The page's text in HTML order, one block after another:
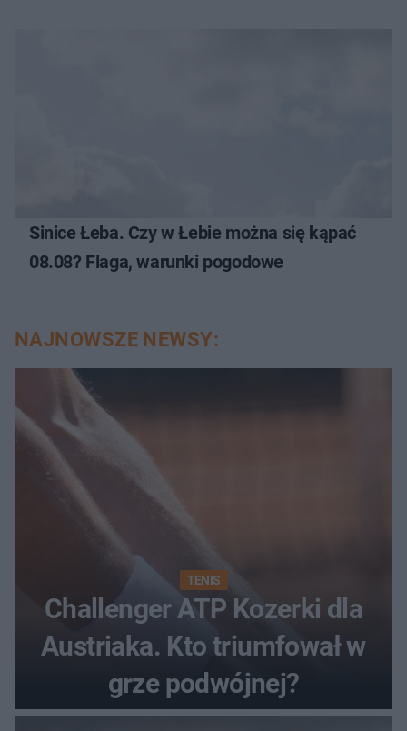
Sinice Łeba. Czy w Łebie można się kąpać
08.08? Flaga, warunki pogodowe
NAJNOWSZE NEWSY:
TENIS
Challenger ATP Kozerki dla
Austriaka. Kto triumfował w
grze podwójnej?